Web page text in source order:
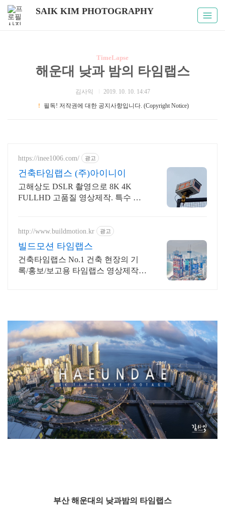
SAIK KIM PHOTOGRAPHY
TimeLapse
해운대 낮과 밤의 타임랩스
김사익
2019. 10. 10. 14:47
！
필독! 저작권에 대한 공지사항입니다. (Copyright Notice)
https://inee1006.com/ 광고
건축타임랩스 (주)아이니이
고해상도 DSLR 촬영으로 8K 4K
FULLHD 고품질 영상제작. 특수 하
http://www.buildmotion.kr 광고
빌드모션 타임랩스
건축타임랩스 No.1 건축 현장의 기
록/홍보/보고용 타임랩스 영상제작
부산 해운대의 낮과밤의 타임랩스